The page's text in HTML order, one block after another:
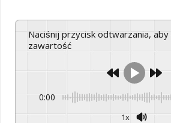
Naciśnij przycisk odtwarzania, aby odsłuchać tę
zawartość
0:00
1x